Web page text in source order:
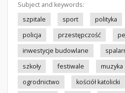
Subject and keywords:
szpitale
sport polityka
policja
przestępczość
inwestycje budowlane
szkoły
festiwale muzyka
ogrodnictwo
kościół katolicki